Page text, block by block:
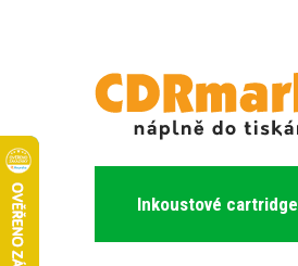
Inkoustové cartridge